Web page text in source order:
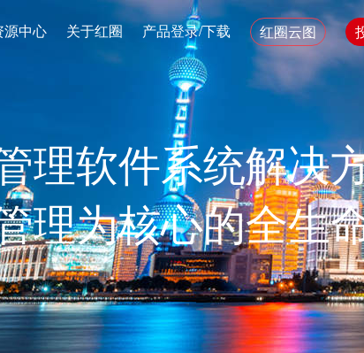
源中心 关于红圈 产品登录/下载 红圈云图
理软件系统解决
理为核心的全生